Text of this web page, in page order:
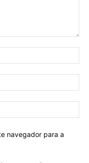
navegador para a